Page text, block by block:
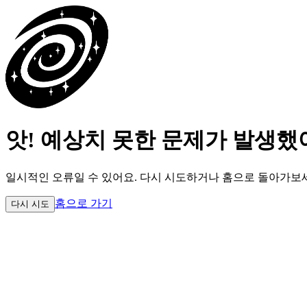
앗! 예상치 못한 문제가 발생했
일시적인 오류일 수 있어요. 다시 시도하거나 홈으로 돌아가보
다시 시도 홈으로 가기